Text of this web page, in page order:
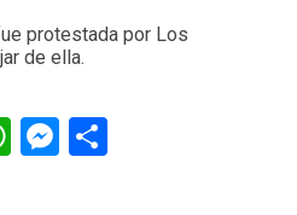
protestada por Los
de ella.
WhatsApp
Messenger